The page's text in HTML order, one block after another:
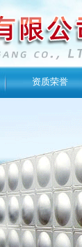
资质荣誉